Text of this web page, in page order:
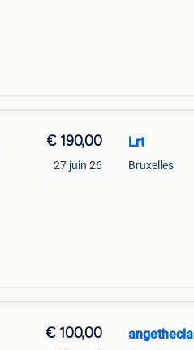
€ 190,00
27 juin 26
Lrt
Bruxelles
€ 100,00